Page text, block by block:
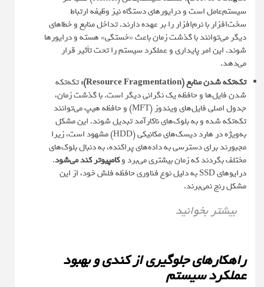
سیستم‌عامل است و درایورهای دستگاه نیز وظیفه ارتباط
سخت‌افزار با نرم‌افزار را بر عهده دارند. تداخل منابع و خطاهای
دیگر می‌توانند با گذشت زمان باعث «خستگی» هسته و درایورها
شوند. این امر پایداری و عملکرد سیستم را تحت تأثیر قرار
می‌دهد.
تکه‌تکه شدن منابع (Resource Fragmentation):
تکه‌تکه
شدن فایل‌ها و حافظه یک نگرانی دیگر است. با گذشت زمان،
جدول اصلی فایل‌های ویندوز (MFT) و حافظه هیپ می‌توانند
تکه‌تکه شده و به بلوک‌های ناکارآمد تبدیل شوند. این مشکل
به‌ویژه در هارد دیسک‌های مکانیکی (HDD) مشهود است، زیرا
مجبورند برای دسترسی به داده‌های پراکنده، به دنبال بلوک‌های
مختلف بگردند که زمان بیشتری می‌برد وکامپیوتر کند می‌شود.
درایوهای SSD به دلیل نوع فناوری حافظه فلش خود، از این
مشکل رنج نمی‌برند.
بیشتر بخوانید
راهکارهای جلوگیری از کندی و بهبود
عملکرد سیستم